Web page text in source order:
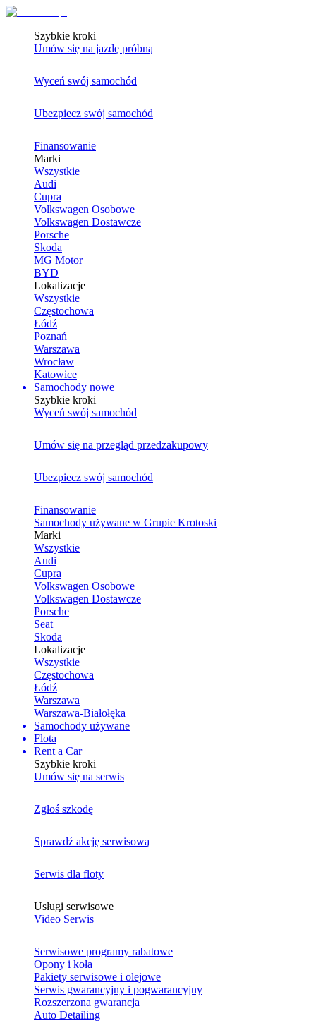
Szybkie kroki
Umów się na jazdę próbną
Wyceń swój samochód
Ubezpiecz swój samochód
Finansowanie
Marki
Wszystkie
Audi
Cupra
Volkswagen Osobowe
Volkswagen Dostawcze
Porsche
Skoda
MG Motor
BYD
Lokalizacje
Wszystkie
Częstochowa
Łódź
Poznań
Warszawa
Wrocław
Katowice
Samochody nowe
Szybkie kroki
Wyceń swój samochód
Umów się na przegląd przedzakupowy
Ubezpiecz swój samochód
Finansowanie
Samochody używane w Grupie Krotoski
Marki
Wszystkie
Audi
Cupra
Volkswagen Osobowe
Volkswagen Dostawcze
Porsche
Seat
Skoda
Lokalizacje
Wszystkie
Częstochowa
Łódź
Warszawa
Warszawa-Białołęka
Samochody używane
Flota
Rent a Car
Szybkie kroki
Umów się na serwis
Zgłoś szkodę
Sprawdź akcję serwisową
Serwis dla floty
Usługi serwisowe
Video Serwis
Serwisowe programy rabatowe
Opony i koła
Pakiety serwisowe i olejowe
Serwis gwarancyjny i pogwarancyjny
Rozszerzona gwarancja
Auto Detailing